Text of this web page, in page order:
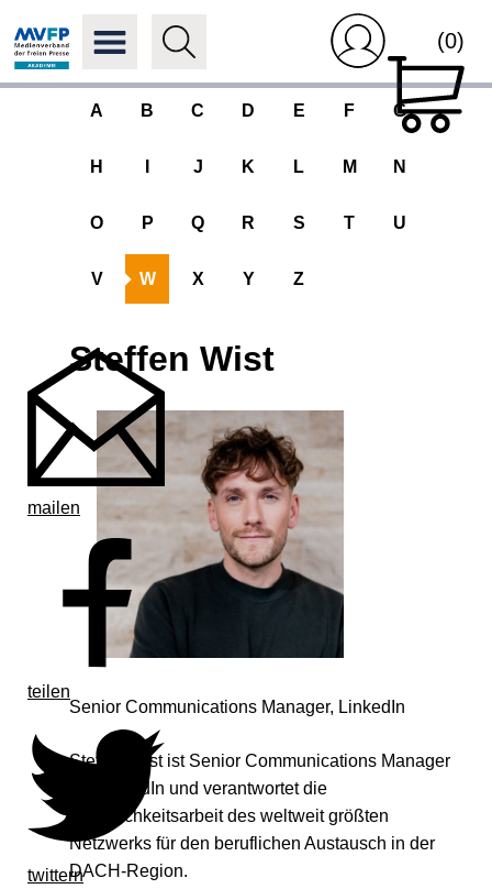
(0)
A B C D E F G
H J K L M N
O P Q R S T U
V W X Y Z
mailen
teilen
twittern
Steffen Wist
Senior Communications Manager, LinkedIn
Steffen Wist ist Senior Communications Manager
bei LinkedIn und verantwortet die
Öffentlichkeitsarbeit des weltweit größten
Netzwerks für den beruflichen Austausch in der
DACH-Region.